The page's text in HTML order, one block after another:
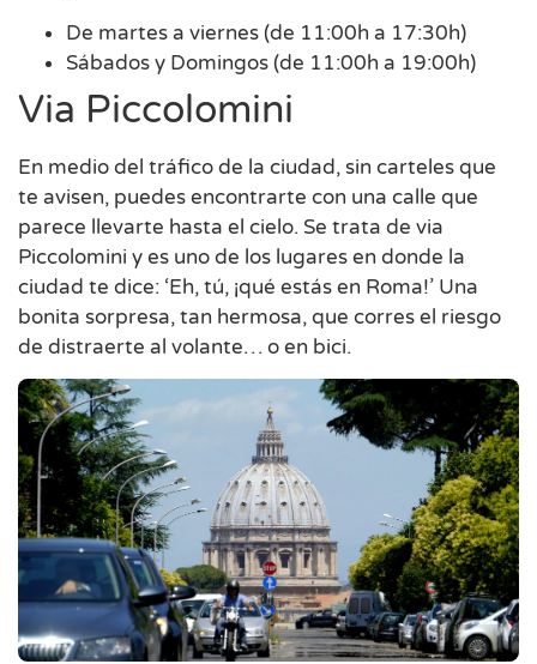
De martes a viernes (de 11:00h a 17:30h)
Sábados y Domingos (de 11:00h a 19:00h)
Via Piccolomini
En medio del tráfico de la ciudad, sin carteles que
te avisen, puedes encontrarte con una calle que
parece llevarte hasta el cielo. Se trata de via
Piccolomini y es uno de los lugares en donde la
ciudad te dice: ‘Eh, tú, ¡qué estás en Roma!’ Una
bonita sorpresa, tan hermosa, que corres el riesgo
de distraerte al volante… o en bici.